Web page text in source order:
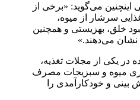
می‌گوید: «برخی از
سرشار از میوه،
خلق، بهزیستی و همچنین
نشان می‌دهند.»
در یکی از مجلات تغذیه،
میوه و سبزیجات مصرف
و خودکارآمدی را